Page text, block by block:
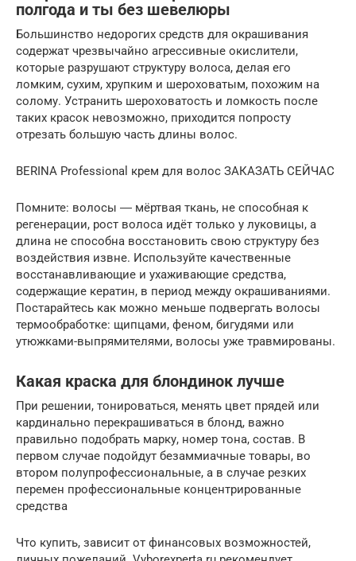
полгода и ты без шевелюры
Большинство недорогих средств для окрашивания
содержат чрезвычайно агрессивные окислители,
которые разрушают структуру волоса, делая его
ломким, сухим, хрупким и шероховатым, похожим на
солому. Устранить шероховатость и ломкость после
таких красок невозможно, приходится попросту
отрезать большую часть длины волос.
BERINA Professional крем для волос ЗАКАЗАТЬ СЕЙЧАС
Помните: волосы ― мёртвая ткань, не способная к
регенерации, рост волоса идёт только у луковицы, а
длина не способна восстановить свою структуру без
воздействия извне. Используйте качественные
восстанавливающие и ухаживающие средства,
содержащие кератин, в период между окрашиваниями.
Постарайтесь как можно меньше подвергать волосы
термообработке: щипцами, феном, бигудями или
утюжками-выпрямителями, волосы уже травмированы.
Какая краска для блондинок лучше
При решении, тонироваться, менять цвет прядей или
кардинально перекрашиваться в блонд, важно
правильно подобрать марку, номер тона, состав. В
первом случае подойдут безаммиачные товары, во
втором полупрофессиональные, а в случае резких
перемен профессиональные концентрированные
средства
Что купить, зависит от финансовых возможностей,